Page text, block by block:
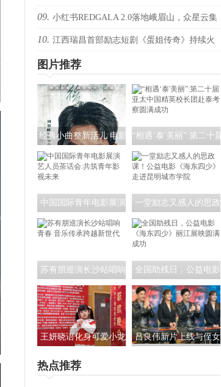
的回忆
09. 小红书REDGALA 2.0落地峨眉山，众星云集
共赴春日野心之约
10. 江西瑞昌首部励志短剧《蛋姐传奇》持续火
爆！双平台数据刷新纪录，见证本土力量
图片推荐
经典小曲整新活儿 电影
《探清水河：重生》角
色海报暗藏时间迷局
“相遇‘泰'美丽”:第二十届
亚太中国精英校长团赴
泰考察圆满成功
中国国际青年电影展演
艺人员茶话会:共筑青年
影视未来
一堂励志又感人的思政
课！公益电影《海东四
少》走进昆明城市学院
苏有朋巡演长沙站唱响
青春 音乐传承跨越新世
代
全国助残日，公益电影
《海东四少》丽江展映
圆满成功
王妍晓语化身可爱小龙
家送来新春祝福
吕良伟新片上线与侄女
汉父亲的铁汉柔情
热点推荐